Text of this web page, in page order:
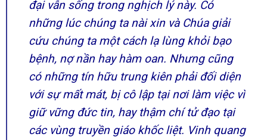
đại vẫn sống trong nghịch lý này. Có
những lúc chúng ta nài xin và Chúa giải
cứu chúng ta một cách lạ lùng khỏi bạo
bệnh, nợ nần hay hàm oan. Nhưng cũng
có những tín hữu trung kiên phải đối diện
với sự mất mát, bị cô lập tại nơi làm việc vì
giữ vững đức tin, hay thậm chí tử đạo tại
các vùng truyền giáo khốc liệt. Vinh quang